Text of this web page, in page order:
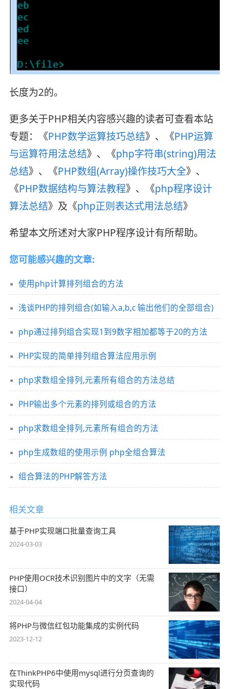
长度为2的。
更多关于PHP相关内容感兴趣的读者可查看本站
专题：《PHP数学运算技巧总结》、《PHP运算
与运算符用法总结》、《php字符串(string)用法
总结》、《PHP数组(Array)操作技巧大全》、
《PHP数据结构与算法教程》、《php程序设计
算法总结》及《php正则表达式用法总结》
希望本文所述对大家PHP程序设计有所帮助。
您可能感兴趣的文章:
使用php计算排列组合的方法
浅谈PHP的排列组合(如输入a,b,c 输出他们的全部组合)
php通过排列组合实现1到9数字相加都等于20的方法
PHP实现的简单排列组合算法应用示例
php求数组全排列,元素所有组合的方法总结
PHP输出多个元素的排列或组合的方法
php求数组全排列,元素所有组合的方法
php生成数组的使用示例 php全组合算法
组合算法的PHP解答方法
相关文章
基于PHP实现端口批量查询工具
2024-03-03
PHP使用OCR技术识别图片中的文字（无需
接口）
2024-04-04
将PHP与微信红包功能集成的实例代码
2023-12-12
在ThinkPHP6中使用mysql进行分页查询的
实现代码